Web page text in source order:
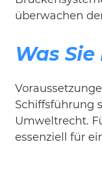
überwachen
Was
Schiffsführung
Umweltrecht.
essenziell für